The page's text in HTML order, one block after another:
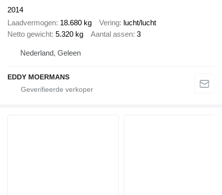
2014
Laadvermogen 18.680 kg Vering lucht/lucht
Netto gewicht 5.320 kg Aantal assen 3
Nederland, Geleen
EDDY MOERMANS